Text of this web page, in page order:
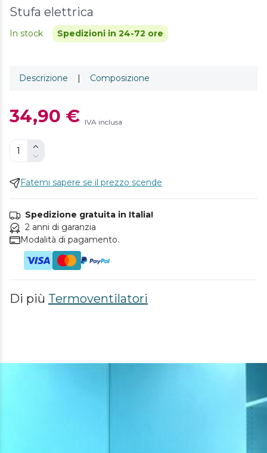
Stufa elettrica
In stock Spedizioni in 24-72 ore
Descrizione | Composizione
34,90 € IVA inclusa
Fatemi sapere se il prezzo scende
Spedizione gratuita in Italia!
2 anni di garanzia
Modalità di pagamento.
Di più Termoventilatori